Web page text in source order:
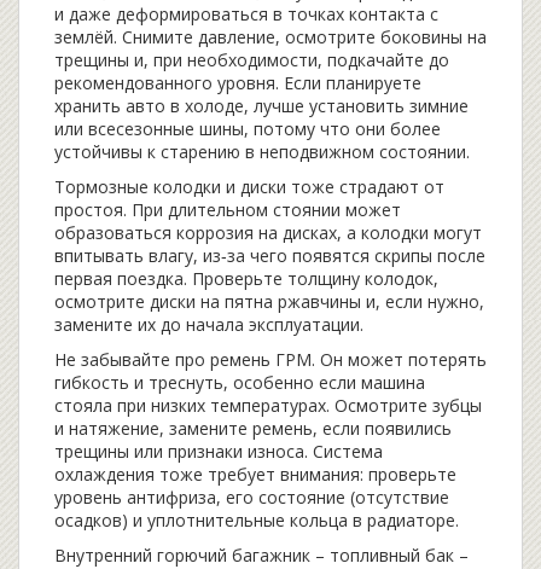
и даже деформироваться в точках контакта с
землёй. Снимите давление, осмотрите боковины на
трещины и, при необходимости, подкачайте до
рекомендованного уровня. Если планируете
хранить авто в холоде, лучше установить зимние
или всесезонные шины, потому что они более
устойчивы к старению в неподвижном состоянии.
Тормозные колодки и диски тоже страдают от
простоя. При длительном стоянии может
образоваться коррозия на дисках, а колодки могут
впитывать влагу, из‑за чего появятся скрипы после
первая поездка. Проверьте толщину колодок,
осмотрите диски на пятна ржавчины и, если нужно,
замените их до начала эксплуатации.
Не забывайте про ремень ГРМ. Он может потерять
гибкость и треснуть, особенно если машина
стояла при низких температурах. Осмотрите зубцы
и натяжение, замените ремень, если появились
трещины или признаки износа. Система
охлаждения тоже требует внимания: проверьте
уровень антифриза, его состояние (отсутствие
осадков) и уплотнительные кольца в радиаторе.
Внутренний горючий багажник – топливный бак –